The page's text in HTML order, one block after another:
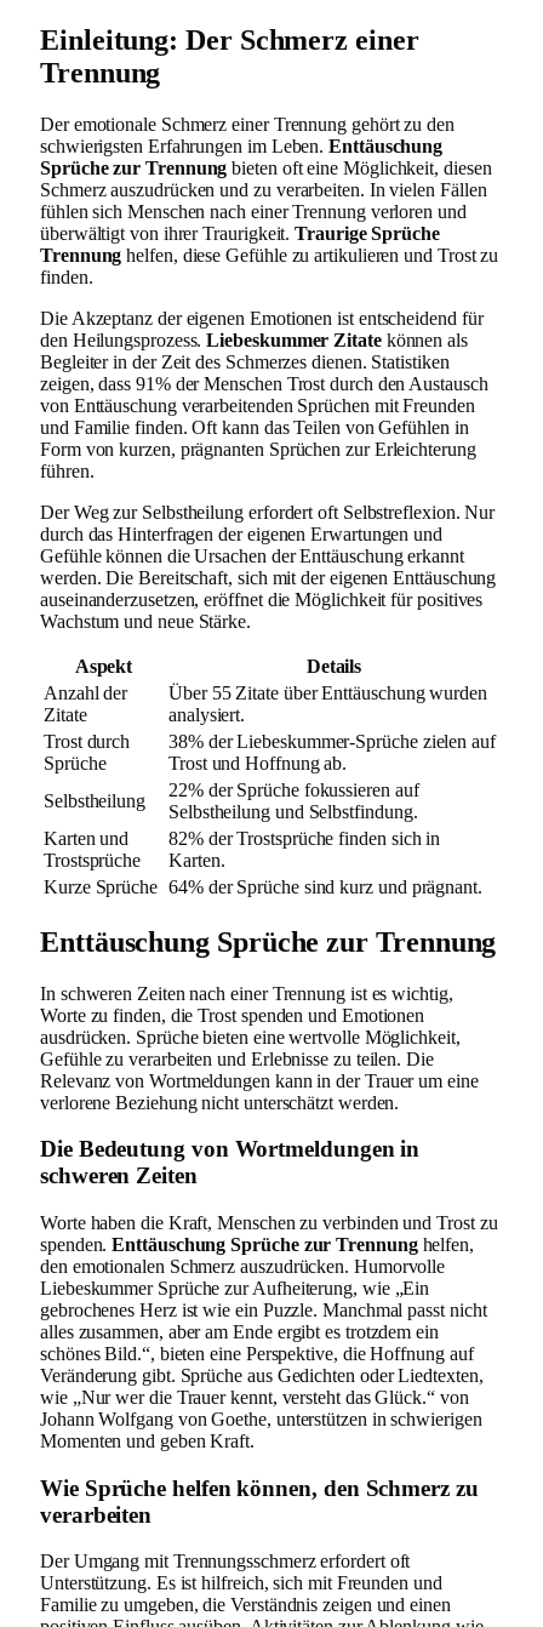
Einleitung: Der Schmerz einer
Trennung
Der emotionale Schmerz einer Trennung gehört zu den
schwierigsten Erfahrungen im Leben.Enttäuschung
Sprüche zur Trennung bieten oft eine Möglichkeit, diesen
Schmerz auszudrücken und zu verarbeiten. In vielen Fällen
fühlen sich Menschen nach einer Trennung verloren und
überwältigt von ihrer Traurigkeit.Traurige Sprüche
Trennung helfen, diese Gefühle zu artikulieren und Trost zu
finden.
Die Akzeptanz der eigenen Emotionen ist entscheidend für
den Heilungsprozess.Liebeskummer Zitatekönnen als
Begleiter in der Zeit des Schmerzes dienen. Statistiken
zeigen, dass 91% der Menschen Trost durch den Austausch
von Enttäuschung verarbeitenden Sprüchen mit Freunden
und Familie finden. Oft kann das Teilen von Gefühlen in
Form von kurzen, prägnanten Sprüchen zur Erleichterung
führen.
Der Weg zur Selbstheilung erfordert oft Selbstreflexion. Nur
durch das Hinterfragen der eigenen Erwartungen und
Gefühle können die Ursachen der Enttäuschung erkannt
werden. Die Bereitschaft, sich mit der eigenen Enttäuschung
auseinanderzusetzen, eröffnet die Möglichkeit für positives
Wachstum und neue Stärke.
Aspekt
Details
Anzahl der
Zitate
Über 55 Zitate über Enttäuschung wurden
analysiert.
Trost durch
Sprüche
38% der Liebeskummer-Sprüche zielen auf
Trost und Hoffnung ab.
Selbstheilung
22% der Sprüche fokussieren auf
Selbstheilung und Selbstfindung.
Karten und
Trostsprüche
82% der Trostsprüche finden sich in
Karten.
Kurze Sprüche 64% der Sprüche sind kurz und prägnant.
Enttäuschung Sprüche zur Trennung
In schweren Zeiten nach einer Trennung ist es wichtig,
Worte zu finden, die Trost spenden und Emotionen
ausdrücken. Sprüche bieten eine wertvolle Möglichkeit,
Gefühle zu verarbeiten und Erlebnisse zu teilen. Die
Relevanz von Wortmeldungen kann in der Trauer um eine
verlorene Beziehung nicht unterschätzt werden.
Die Bedeutung von Wortmeldungen in
schweren Zeiten
Worte haben die Kraft, Menschen zu verbinden und Trost zu
spenden.Enttäuschung Sprüche zur Trennunghelfen,
den emotionalen Schmerz auszudrücken. Humorvolle
Liebeskummer Sprüche zur Aufheiterung, wie „Ein
gebrochenes Herz ist wie ein Puzzle. Manchmal passt nicht
alles zusammen, aber am Ende ergibt es trotzdem ein
schönes Bild.“, bieten eine Perspektive, die Hoffnung auf
Veränderung gibt. Sprüche aus Gedichten oder Liedtexten,
wie „Nur wer die Trauer kennt, versteht das Glück.“ von
Johann Wolfgang von Goethe, unterstützen in schwierigen
Momenten und geben Kraft.
Wie Sprüche helfen können, den Schmerz zu
verarbeiten
Der Umgang mit Trennungsschmerz erfordert oft
Unterstützung. Es ist hilfreich, sich mit Freunden und
Familie zu umgeben, die Verständnis zeigen und einen